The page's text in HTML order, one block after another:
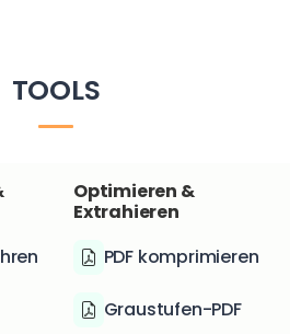
TOOLS
Optimieren &
Extrahieren
PDF komprimieren
Graustufen-PDF